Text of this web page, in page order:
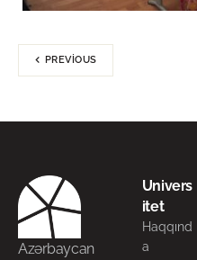
PREVIOUS
Azərbaycan
Univers
itet
Haqqınd
a